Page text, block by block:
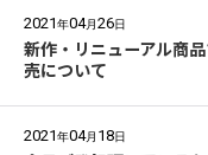
2021年04月26日
新作・リニューアル商
売について
2021年04月 18日